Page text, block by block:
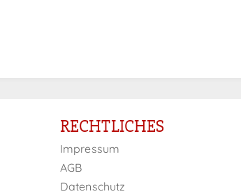
RECHTLICHES
Impressum
AGB
Datenschutz